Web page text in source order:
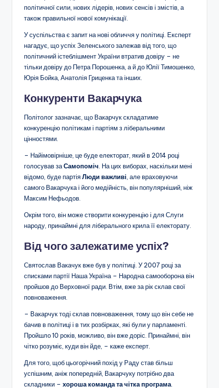
політичної сили, нових лідерів, нових сенсів і змістів, а
також правильної нової комунікації.
У суспільства є запит на нові обличчя у політиці. Експерт
нагадує, що успіх Зеленського залежав від того, що
політичний істеблішмент України втратив довіру – не
тільки довіру до Петра Порошенка, а й до Юлії Тимошенко,
Юрія Бойка, Анатолія Гриценка та інших.
Конкуренти Вакарчука
Політолог зазначає, що Вакарчук складатиме
конкуренцію політикам і партіям з ліберальними
цінностями.
– Найімовірніше, це буде електорат, який в 2014 році
голосував заСамопоміч. На цих виборах, наскільки мені
відомо, буде партіяЛюди важливі, але враховуючи
самого Вакарчука і його медійність, він популярніший, ніж
Максим Нефьодов.
Окрім того, він може створити конкуренцію і для Слуги
народу, принаймні для ліберального крила її електорату.
Від чого залежатиме успіх?
Святослав Вакачук вже був у політиці. У 2007 році за
списками партії Наша Україна – Народна самооборона він
пройшов до Верховної ради. Втім, вже за рік склав свої
повноваження.
– Вакарчук тоді склав повноваження, тому що він себе не
бачив в політиці і в тих розбірках, які були у парламенті.
Пройшло 10 років, можливо, він вже доріс. Принаймні, він
чітко розуміє, куди він йде, – каже експерт.
Для того, щоб цьогорічний похід у Раду став більш
успішним, аніж попередній, Вакарчуку потрібно два
складники – хороша команда та чітка програма.